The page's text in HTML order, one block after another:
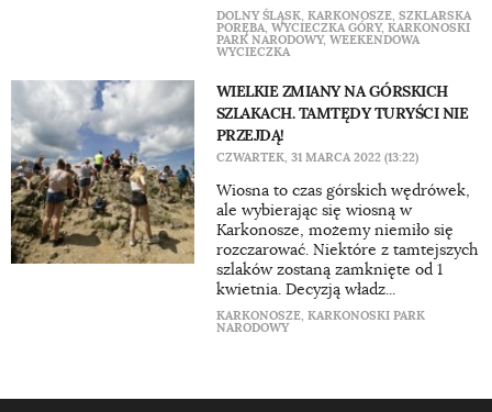
DOLNY ŚLĄSK, KARKONOSZE, SZKLARSKA
PORĘBA, WYCIECZKA GÓRY, KARKONOSKI
PARK NARODOWY, WEEKENDOWA
WYCIECZKA
WIELKIE ZMIANY NA GÓRSKICH
SZLAKACH. TAMTĘDY TURYŚCI NIE
PRZEJDĄ!
CZWARTEK, 31 MARCA 2022 (13:22)
Wiosna to czas górskich wędrówek,
ale wybierając się wiosną w
Karkonosze, możemy niemiło się
rozczarować. Niektóre z tamtejszych
szlaków zostaną zamknięte od 1
kwietnia. Decyzją władz...
KARKONOSZE, KARKONOSKI PARK
NARODOWY